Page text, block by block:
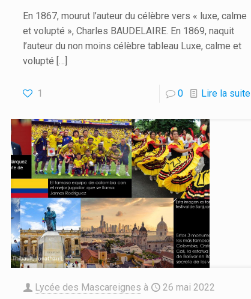
En 1867, mourut l’auteur du célèbre vers « luxe, calme
et volupté », Charles BAUDELAIRE. En 1869, naquit
l’auteur du non moins célèbre tableau Luxe, calme et
volupté […]
1 0 Lire la suite
Lycée des Mascareignes à 26 mai 2022